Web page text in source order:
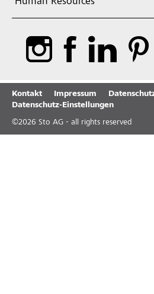
Kontakt Impressum
Datenschutz-Einstellungen
©2026 Sto AG - all rights reserved